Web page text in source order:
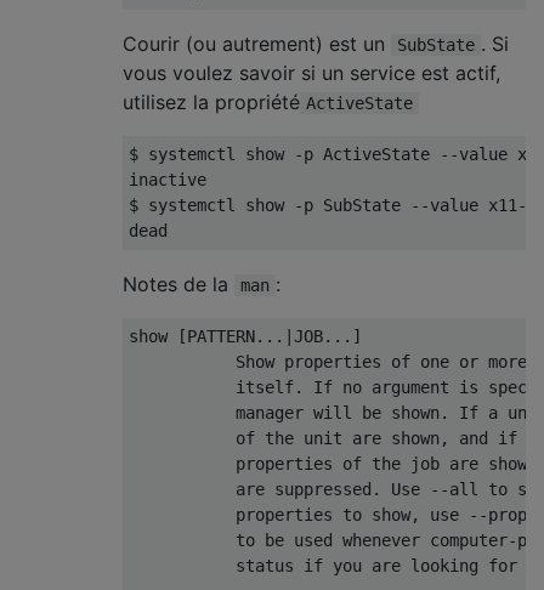
Courir (ou autrement) est un SubState . Si
vous voulez savoir si un service est actif,
utilisez la propriété ActiveState
$ systemctl show -p ActiveState --value
inactive
$ systemctl show -p SubState --value x11 -
dead
Notes de la man :
show [PATTERN...| JOB...]
Show properties of one or more
           itself
. If no argument is
           manager will be shown
. If a
           of the unit are shown
, and if
           properties of the job are shown
           are suppressed
. Use --all to
           properties to show
, use --
           to be used whenever computer
-
           status
if you are looking for